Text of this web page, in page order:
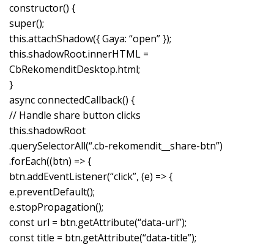
constructor() {
super();
this.attachShadow({ Gaya: “open” });
this.shadowRoot.innerHTML =
CbRekomenditDesktop.html;
}
async connectedCallback() {
// Handle share button clicks
this.shadowRoot
.querySelectorAll(“.cb-rekomendit__share-btn”)
.forEach((btn) => {
btn.addEventListener(“click”, (e) => {
e.preventDefault();
e.stopPropagation();
const url = btn.getAttribute(“data-url”);
const title = btn.getAttribute(“data-title”);